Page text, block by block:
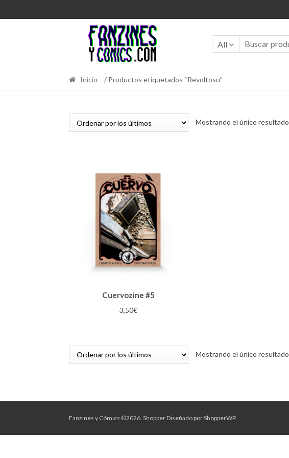
a
navegación
al
contenido
All
Inicio / Productos etiquetados “Revoltosu”
Mostrando el único resultado
Cuervozine #5
3,50€
Mostrando el único resultado
Fanzines y Cómics ©2026. ShopperDiseñado porShopperWP.